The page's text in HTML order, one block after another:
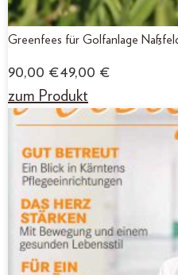
Greenfees für Golfanlage
90,00 €49,00 €
zum Produkt